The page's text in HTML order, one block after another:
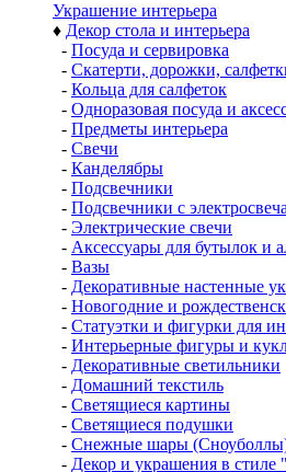
Украшение интерьера
♦ Декор стола и интерьера
- Посуда и сервировка
- Скатерти, дорожки,
- Кольца для салфеток
- Одноразовая посуда и
- Предметы интерьера
- Свечи
- Канделябры
- Подсвечники
- Подсвечники с
- Электрические свечи
- Аксессуары для бутылок и
- Вазы
- Декоративные настенные
- Новогодние и
- Статуэтки и фигурки для
- Интерьерные фигуры и
- Декоративные светильники
- Домашний текстиль
- Светящиеся картины
- Светящиеся подушки
- Снежные шары
- Декор и украшения в стиле